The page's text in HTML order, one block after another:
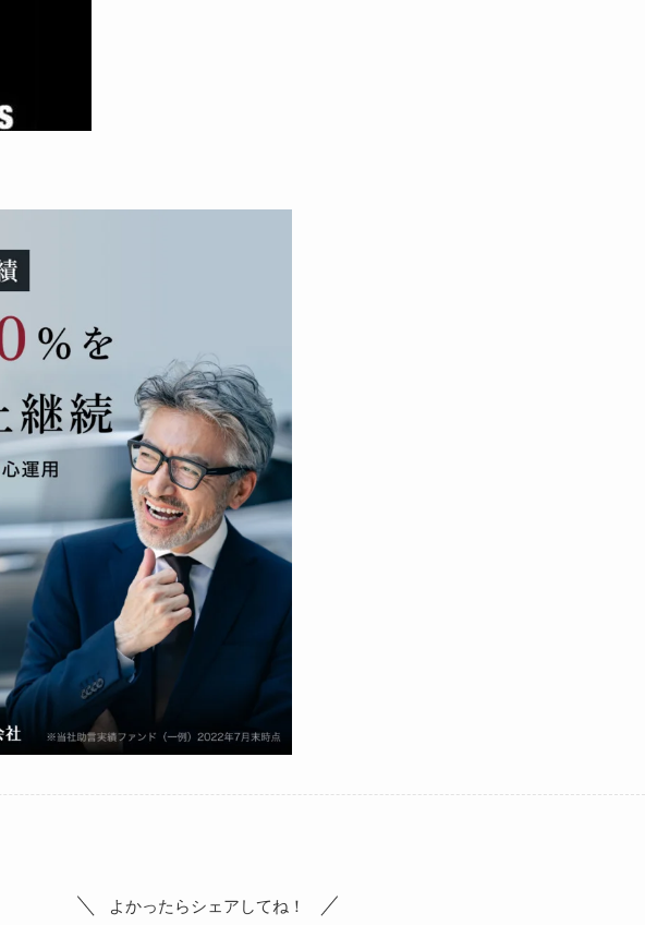
よかったらシェアしてね！